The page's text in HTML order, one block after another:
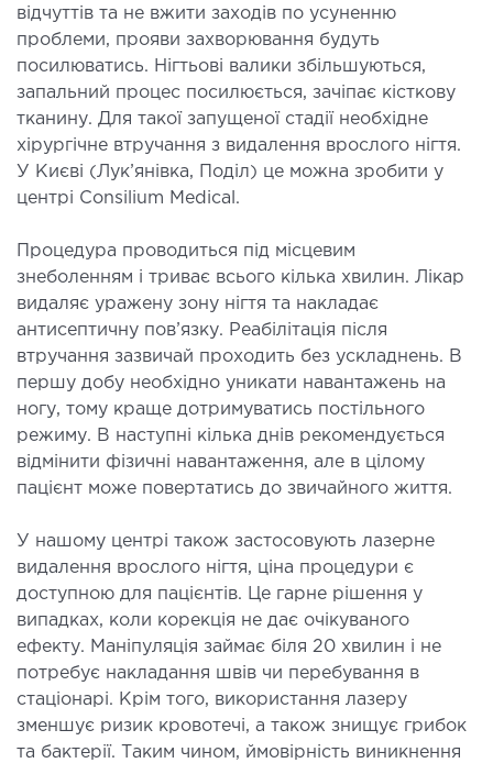
ЗАХВОРЮВАНЬ
І ЖОВЧНИХ ПРОТОК
хвороб печінки
печінки і жовчних проток
операції під контролем УЗД
ХІРУРГІЯ
інтенсивної терапії
стаціонар
транспортування у Києві та області
хворих)
допомога в Києві
відчуттів та не вжити заходів по усуненню
проблеми, прояви захворювання будуть
посилюватись. Нігтьові валики збільшуються,
запальний процес посилюється, зачіпає кісткову
тканину. Для такої запущеної стадії необхідне
хірургічне втручання з видалення врослого нігтя.
У Києві (Лук’янівка, Поділ) це можна зробити у
центрі Consilium Medical.
Процедура проводиться під місцевим
знеболенням і триває всього кілька хвилин. Лікар
видаляє уражену зону нігтя та накладає
антисептичну пов’язку. Реабілітація після
втручання зазвичай проходить без ускладнень. В
першу добу необхідно уникати навантажень на
ногу, тому краще дотримуватись постільного
режиму. В наступні кілька днів рекомендується
відмінити фізичні навантаження, але в цілому
пацієнт може повертатись до звичайного життя.
У нашому центрі також застосовують лазерне
видалення врослого нігтя, ціна процедури є
доступною для пацієнтів. Це гарне рішення у
випадках, коли корекція не дає очікуваного
ефекту. Маніпуляція займає біля 20 хвилин і не
потребує накладання швів чи перебування в
стаціонарі. Крім того, використання лазеру
зменшує ризик кровотечі, а також знищує грибок
та бактерії. Таким чином, ймовірність виникнення